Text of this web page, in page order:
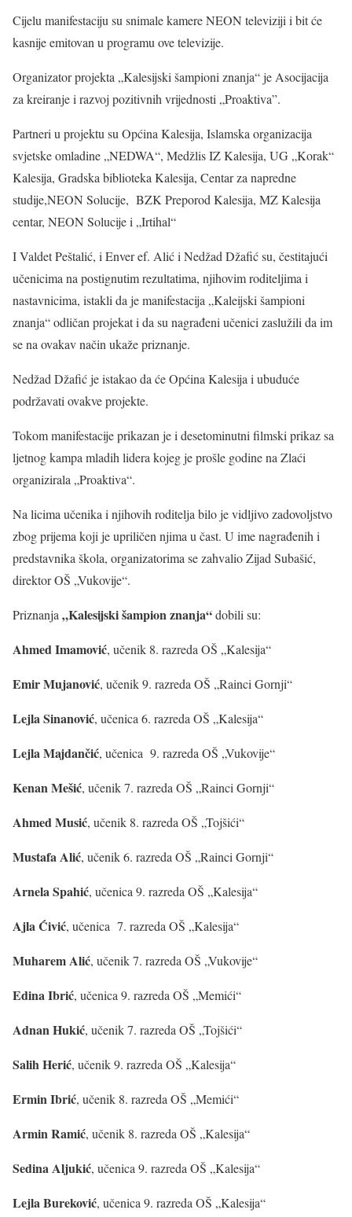
Cijelu manifestaciju su snimale kamere NEON televiziji i bit će
kasnije emitovan u programu ove televizije.
Organizator projekta „Kalesijski šampioni znanja“ je Asocijacija
za kreiranje i razvoj pozitivnih vrijednosti „Proaktiva”.
Partneri u projektu su Općina Kalesija, Islamska organizacija
svjetske omladine „NEDWA“, Medžlis IZ Kalesija, UG „Korak“
Kalesija, Gradska biblioteka Kalesija, Centar za napredne
studije,NEON Solucije, BZK Preporod Kalesija, MZ Kalesija
centar, NEON Solucije i „Irtihal“
I Valdet Peštalić, i Enver ef. Alić i Nedžad Džafić su, čestitajući
učenicima na postignutim rezultatima, njihovim roditeljima i
nastavnicima, istakli da je manifestacija „Kaleijski šampioni
znanja“ odličan projekat i da su nagrađeni učenici zaslužili da im
se na ovakav način ukaže priznanje.
Nedžad Džafić je istakao da će Općina Kalesija i ubuduće
podržavati ovakve projekte.
Tokom manifestacije prikazan je i desetominutni filmski prikaz sa
ljetnog kampa mladih lidera kojeg je prošle godine na Zlaći
organizirala „Proaktiva“.
Na licima učenika i njihovih roditelja bilo je vidljivo zadovoljstvo
zbog prijema koji je upriličen njima u čast. U ime nagrađenih i
predstavnika škola, organizatorima se zahvalio Zijad Subašić,
direktor OŠ „Vukovije“.
Priznanja „Kalesijski šampion znanja“dobili su:
Ahmed Imamović, učenik 8. razreda OŠ „Kalesija“
Emir Mujanović, učenik 9. razreda OŠ „Rainci Gornji“
Lejla Sinanović, učenica 6. razreda OŠ „Kalesija“
Lejla Majdančić, učenica 9. razreda OŠ „Vukovije“
Kenan Mešić, učenik 7. razreda OŠ „Rainci Gornji“
Ahmed Musić, učenik 8. razreda OŠ „Tojšići“
Mustafa Alić, učenik 6. razreda OŠ „Rainci Gornji“
Arnela Spahić, učenica 9. razreda OŠ „Kalesija“
Ajla Ćivić, učenica 7. razreda OŠ „Kalesija“
Muharem Alić, učenik 7. razreda OŠ „Vukovije“
Edina Ibrić, učenica 9. razreda OŠ „Memići“
Adnan Hukić, učenik 7. razreda OŠ „Tojšići“
Salih Herić, učenik 9. razreda OŠ „Kalesija“
Ermin Ibrić, učenik 8. razreda OŠ „Memići“
Armin Ramić, učenik 8. razreda OŠ „Kalesija“
Sedina Aljukić, učenica 9. razreda OŠ „Kalesija“
Lejla Bureković, učenica 9. razreda OŠ „Kalesija“